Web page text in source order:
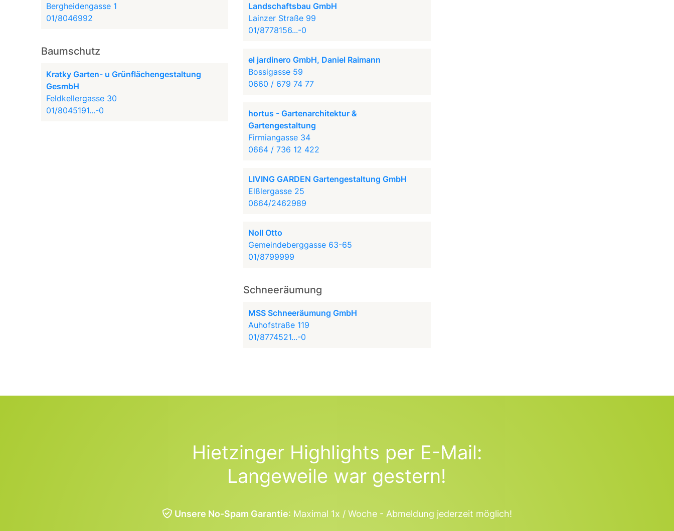
Bergheidengasse 1
01/8046992
Baumschutz
Kratky Garten- u Grünflächengestaltung
GesmbH
Feldkellergasse 30
01/8045191...-0
Landschaftsbau GmbH
Lainzer Straße 99
01/8778156...-0
el jardinero GmbH, Daniel Raimann
Bossigasse 59
0660 / 679 74 77
hortus - Gartenarchitektur &
Gartengestaltung
Firmiangasse 34
0664 / 736 12 422
LIVING GARDEN Gartengestaltung GmbH
Elßlergasse 25
0664/2462989
Noll Otto
Gemeindeberggasse 63-65
01/8799999
Schneeräumung
MSS Schneeräumung GmbH
Auhofstraße 119
01/8774521...-0
Hietzinger Highlights per E-Mail:
Langeweile war gestern!
Unsere No-Spam Garantie: Maximal 1x / Woche - Abmeldung jederzeit möglich!